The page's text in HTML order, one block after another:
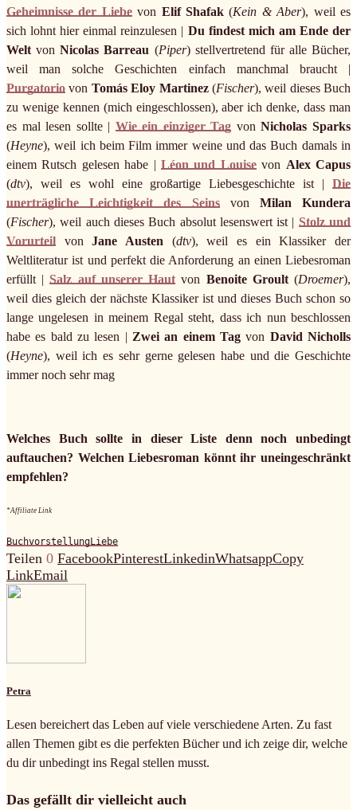
Geheimnisse der Liebevon Elif Shafak (Kein & Aber), weil es
sich lohnt hier einmal reinzulesen | Du findest mich am Ende der
Welt vonNicolas Barreau (Piper) stellvertretend für alle Bücher,
weil man solche Geschichten einfach manchmal braucht |
Purgatorio von Tomás Eloy Martinez(Fischer), weil dieses Buch
zu wenige kennen (mich eingeschlossen), aber ich denke, dass man
es mal lesen sollte | Wie ein einziger Tag vonNicholas Sparks
(Heyne), weil ich beim Film immer weine und das Buch damals in
einem Rutsch gelesen habe | Léon und Louisevon Alex Capus
(dtv), weil es wohl eine großartige Liebesgeschichte ist | Die
unerträgliche Leichtigkeit des Seinsvon Milan Kundera
(Fischer), weil auch dieses Buch absolut lesenswert ist | Stolz und
Vorurteil vonJane Austen (dtv), weil es ein Klassiker der
Weltliteratur ist und perfekt die Anforderung an einen Liebesroman
erfüllt | Salz auf unserer Haut von Benoite Groult(Droemer),
weil dies gleich der nächste Klassiker ist und dieses Buch schon so
lange ungelesen in meinem Regal steht, dass ich nun beschlossen
habe es bald zu lesen | Zwei an einem Tag von David Nicholls
(Heyne), weil ich es sehr gerne gelesen habe und die Geschichte
immer noch sehr mag
Welches Buch sollte in dieser Liste denn noch unbedingt
auftauchen? Welchen Liebesroman könnt ihr uneingeschränkt
empfehlen?
*Affiliate Link
BuchvorstellungLiebe
Teilen 0 FacebookPinterestLinkedinWhatsappCopy
LinkEmail
Petra
Lesen bereichert das Leben auf viele verschiedene Arten. Zu fast
allen Themen gibt es die perfekten Bücher und ich zeige dir, welche
du dir unbedingt ins Regal stellen musst.
Das gefällt dir vielleicht auch